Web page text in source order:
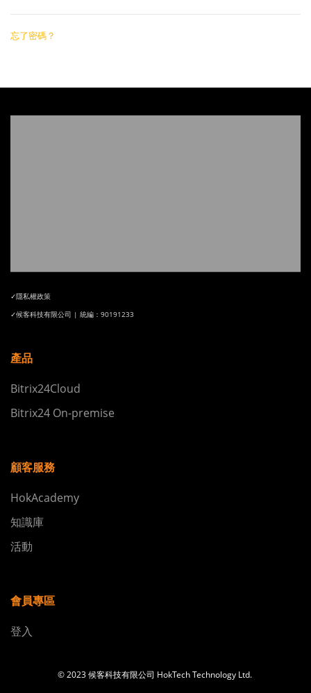
忘了密碼？
✓隱私權政策
✓候客科技有限公司 | 統編：90191233
產品
Bitrix24Cloud
Bitrix24 On-premise
顧客服務
HokAcademy
知識庫
活動
會員專區
登入
© 2023 候客科技有限公司 HokTech Technology Ltd.